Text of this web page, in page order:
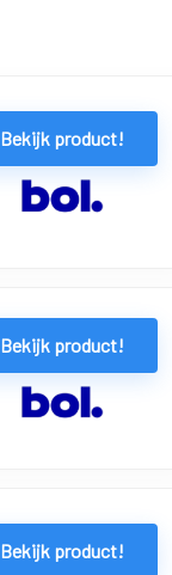
Bekijk product!
Bekijk product!
Bekijk product!